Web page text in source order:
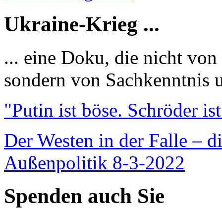
Ukraine-Krieg ...
... eine Doku, die nicht
sondern von Sachkenntnis
"Putin ist böse. Schröder
Der Westen in der Falle –
Außenpolitik 8-3-2022
Spenden auch Sie